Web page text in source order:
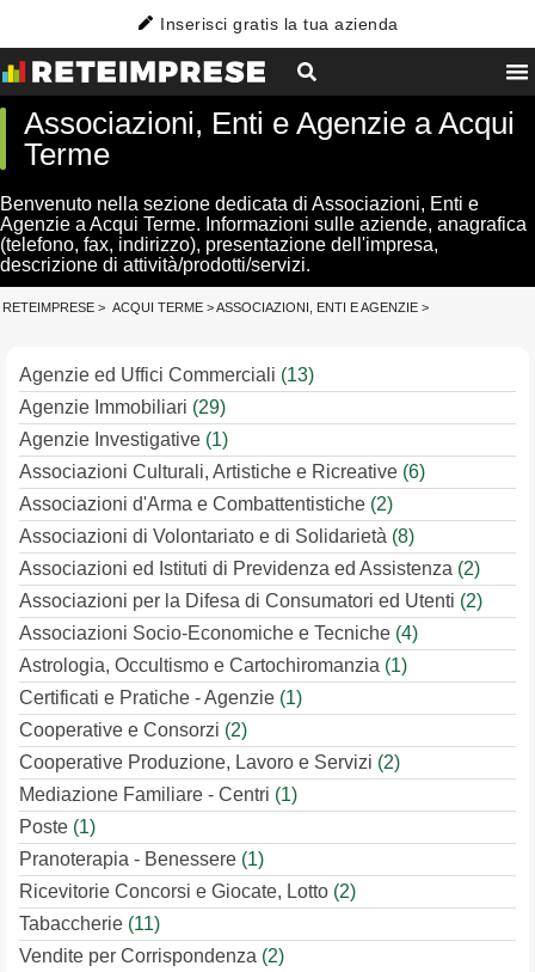
Inserisci gratis la tua azienda
Associazioni, Enti e Agenzie a Acqui
Terme
Benvenuto nella sezione dedicata di Associazioni, Enti e
Agenzie a Acqui Terme. Informazioni sulle aziende, anagrafica
(telefono, fax, indirizzo), presentazione dell'impresa,
descrizione di attività/prodotti/servizi.
RETEIMPRESE > ACQUI TERME >ASSOCIAZIONI, ENTI E AGENZIE >
Agenzie ed Uffici Commerciali (13)
Agenzie Immobiliari (29)
Agenzie Investigative (1)
Associazioni Culturali, Artistiche e Ricreative (6)
Associazioni d'Arma e Combattentistiche (2)
Associazioni di Volontariato e di Solidarietà (8)
Associazioni ed Istituti di Previdenza ed Assistenza (2)
Associazioni per la Difesa di Consumatori ed Utenti (2)
Associazioni Socio-Economiche e Tecniche (4)
Astrologia, Occultismo e Cartochiromanzia (1)
Certificati e Pratiche - Agenzie (1)
Cooperative e Consorzi (2)
Cooperative Produzione, Lavoro e Servizi (2)
Mediazione Familiare - Centri (1)
Poste (1)
Pranoterapia - Benessere (1)
Ricevitorie Concorsi e Giocate, Lotto (2)
Tabaccherie (11)
Vendite per Corrispondenza (2)